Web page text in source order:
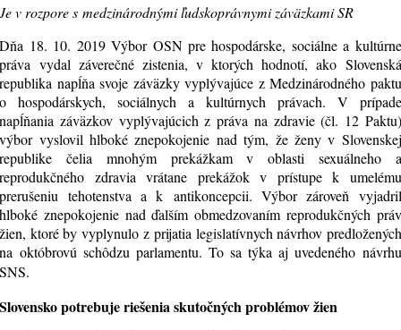
Je v rozpore s medzinárodnými ľudskoprávnymi záväzkami SR
Dňa 18. 10. 2019 Výbor OSN pre hospodárske, sociálne a kultúrne
práva vydal záverečné zistenia, v ktorých hodnotí, ako Slovenská
republika napĺňa svoje záväzky vyplývajúce z Medzinárodného paktu
o hospodárskych, sociálnych a kultúrnych právach. V prípade
napĺňania záväzkov vyplývajúcich z práva na zdravie (čl. 12 Paktu)
výbor vyslovil hlboké znepokojenie nad tým, že ženy v Slovenskej
republike čelia mnohým prekážkam v oblasti sexuálneho a
reprodukčného zdravia vrátane prekážok v prístupe k umelému
prerušeniu tehotenstva a k antikoncepcii. Výbor zároveň vyjadril
hlboké znepokojenie nad ďalším obmedzovaním reprodukčných práv
žien, ktoré by vyplynulo z prijatia legislatívnych návrhov predložených
na októbrovú schôdzu parlamentu. To sa týka aj uvedeného návrhu
SNS.
Slovensko potrebuje riešenia skutočných problémov žien